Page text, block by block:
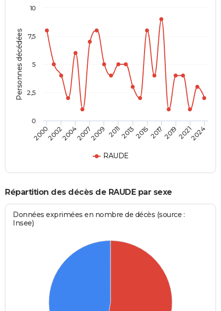
Personnes décédées
RAUDE
20002002200420072009 2011201320152017201920212024
0
2,5
5
7,5
10
Répartition des décès de RAUDE par sexe
Données exprimées en nombre de décès (source :
Insee)